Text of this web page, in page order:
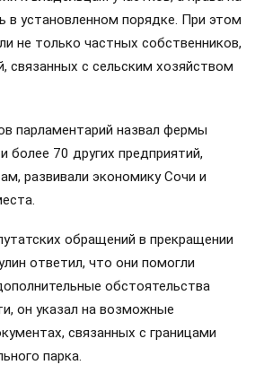
в установленном порядке. При этом
не только частных собственников,
связанных с сельским хозяйством
парламентарий назвал фермы
более 70 других предприятий,
развивали экономику Сочи и
обращений в прекращении
ответил, что они помогли
обстоятельства
он указал на возможные
связанных с границами
парка.